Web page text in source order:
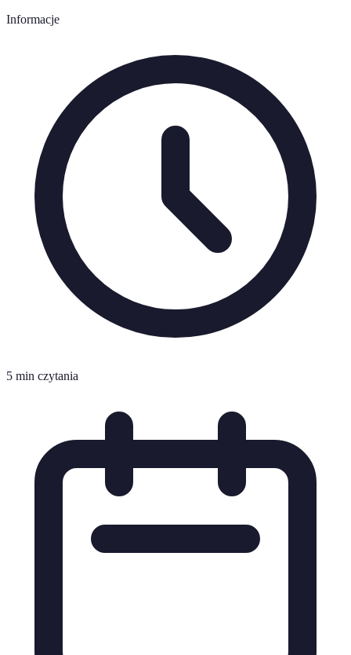
Informacje
5 min czytania